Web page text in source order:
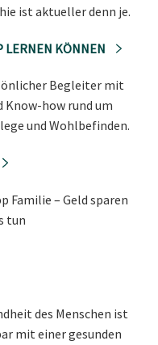
ist aktueller denn je.
LERNEN KÖNNEN
Begleiter mit
Know-how rund um
und Wohlbefinden.
Familie – Geld sparen
tun
des Menschen ist
mit einer gesunden